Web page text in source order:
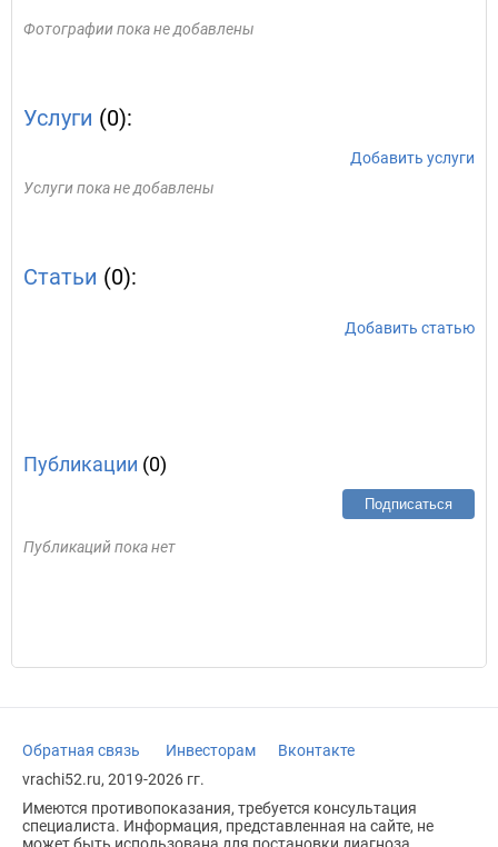
Фотографии пока не добавлены
Услуги (0):
Добавить услуги
Услуги пока не добавлены
Статьи (0):
Добавить статью
Публикации (0)
Подписаться
Публикаций пока нет
Обратная связь Инвесторам
Вконтакте
vrachi52.ru, 2019-2026 гг.
Имеются противопоказания, требуется консультация
специалиста. Информация, представленная на сайте, не